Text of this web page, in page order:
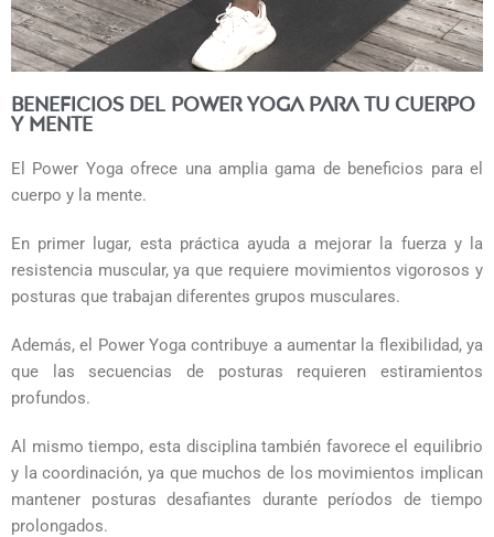
Beneficios del Power Yoga para tu cuerpo
y mente
El Power Yoga ofrece una amplia gama de beneficios para el
cuerpo y la mente.
En primer lugar, esta práctica ayuda a mejorar la fuerza y la
resistencia muscular, ya que requiere movimientos vigorosos y
posturas que trabajan diferentes grupos musculares.
Además, el Power Yoga contribuye a aumentar la flexibilidad, ya
que las secuencias de posturas requieren estiramientos
profundos.
Al mismo tiempo, esta disciplina también favorece el equilibrio
y la coordinación, ya que muchos de los movimientos implican
mantener posturas desafiantes durante períodos de tiempo
prolongados.